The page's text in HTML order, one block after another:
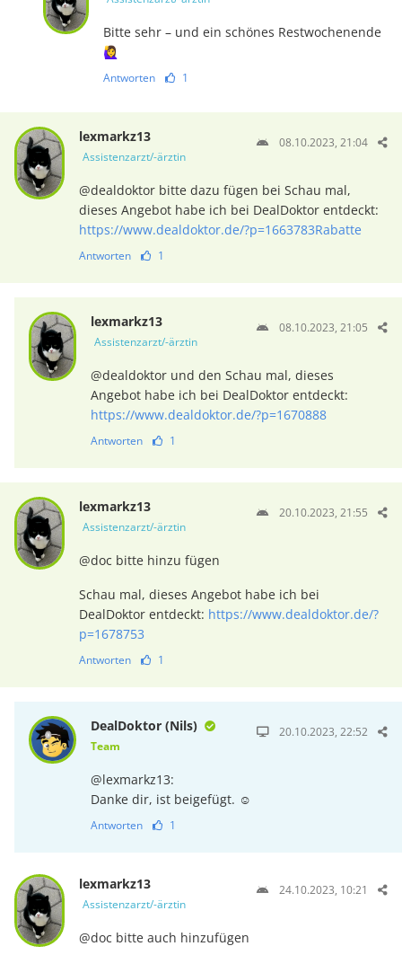
Bitte sehr – und ein schönes Restwochenende
🙋‍♀️
Antworten 1
lexmarkz13
Assistenzarzt/-ärztin
08.10.2023, 21:04
@dealdoktor bitte dazu fügen bei Schau mal,
dieses Angebot habe ich bei DealDoktor entdeckt:
https://www.dealdoktor.de/?p=1663783Rabatte
Antworten 1
lexmarkz13
Assistenzarzt/-ärztin
08.10.2023, 21:05
@dealdoktor und den Schau mal, dieses
Angebot habe ich bei DealDoktor entdeckt:
https://www.dealdoktor.de/?p=1670888
Antworten 1
lexmarkz13
Assistenzarzt/-ärztin
20.10.2023, 21:55
@doc bitte hinzu fügen
Schau mal, dieses Angebot habe ich bei
DealDoktor entdeckt: https://www.dealdoktor.de/?
p=1678753
Antworten 1
DealDoktor (Nils)
Team
20.10.2023, 22:52
@lexmarkz13:
Danke dir, ist beigefügt. ☺️
Antworten 1
lexmarkz13
Assistenzarzt/-ärztin
24.10.2023, 10:21
@doc bitte auch hinzufügen